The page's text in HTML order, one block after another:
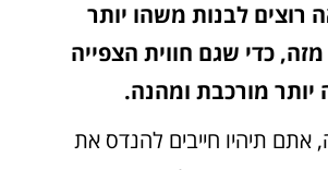
רוצים לבנות משהו יותר
מזה, כדי שגם חווית הצפייה
יותר מורכבת ומהנה.
תיהיו חייבים להנדס את